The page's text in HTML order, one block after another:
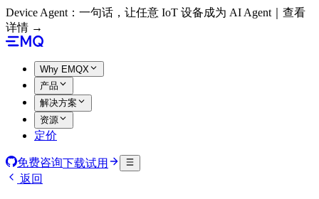
Device Agent：一句话，让任意 IoT 设备成为 AI Agent｜查看
详情 →
Why EMQX
产品
解决方案
资源
定价
免费咨询下载试用
返回